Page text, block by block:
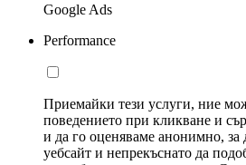
Google Ads
Performance
Приемайки тези услуги, ние
поведението при кликване и
и да го оценяваме анонимно,
уебсайт и непрекъснато да